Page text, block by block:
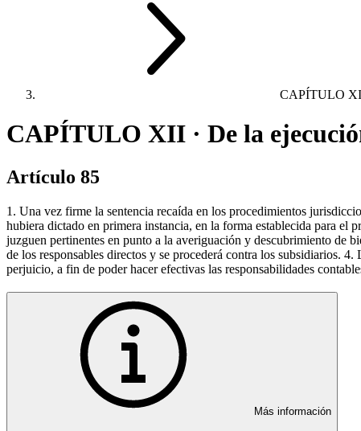
CAPÍTULO
CAPÍTULO XII · De la
Artículo 85
1. Una vez firme la sentencia recaída en los procedimientos
hubiera dictado en primera instancia, en la forma establecida para el
juzguen pertinentes en punto a la averiguación y descubrimiento de
de los responsables directos y se procederá contra los subsidiarios.
perjuicio, a fin de poder hacer efectivas las responsabilidades
Más información